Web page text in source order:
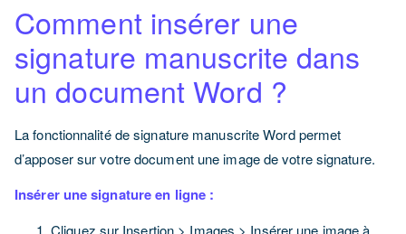
Comment insérer une
signature manuscrite dans
un document Word ?
La fonctionnalité de signature manuscrite Word permet
d’apposer sur votre document une image de votre signature.
Insérer une signature en ligne :
Cliquez sur Insertion > Images > Insérer une image à